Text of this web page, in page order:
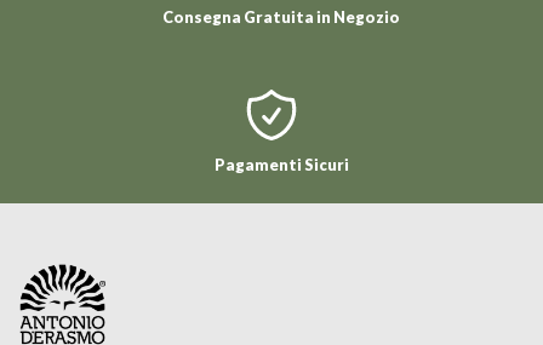
Consegna Gratuita in Negozio
Pagamenti Sicuri